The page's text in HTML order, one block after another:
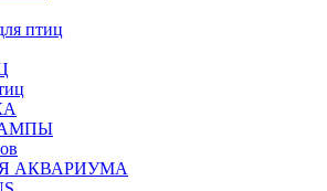
птиц
АКВАРИУМА